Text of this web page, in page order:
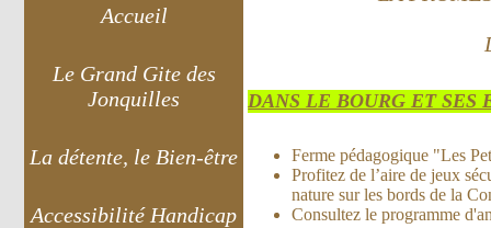
Accueil
Le Grand Gite des
Jonquilles
La détente, le Bien-être
Accessibilité Handicap
DANS LE BOURG ET SES
Ferme pédagogique "Les
Profitez de l’aire de jeux
nature sur les bords de la
Consultez le programme